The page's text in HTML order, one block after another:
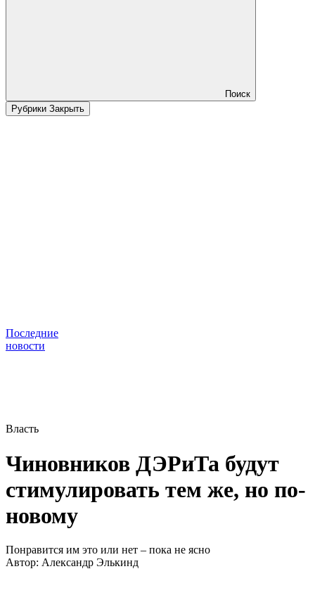
Поиск
Рубрики Закрыть
Последние
новости
Власть
Чиновников ДЭРиТа будут
стимулировать тем же, но по-
новому
Понравится им это или нет – пока не ясно
Автор: Александр Элькинд